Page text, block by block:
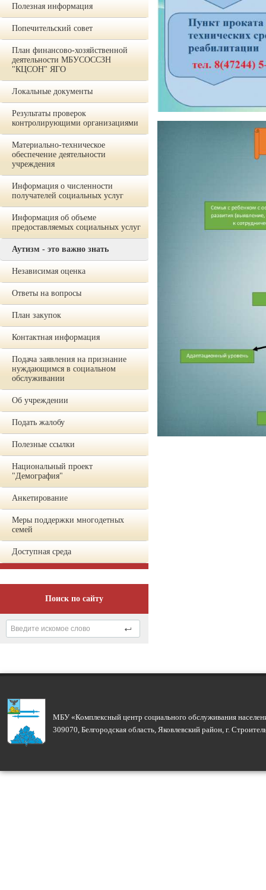
Полезная информация
Попечительский совет
План финансово-хозяйственной
деятельности МБУСОССЗН
"КЦСОН" ЯГО
Локальные документы
Результаты проверок
контролирующими организациями
Материально-техническое
обеспечение деятельности
учреждения
Информация о численности
получателей социальных услуг
Информация об объеме
предоставляемых социальных услуг
Аутизм - это важно знать
Независимая оценка
Ответы на вопросы
План закупок
Контактная информация
Подача заявления на признание
нуждающимся в социальном
обслуживании
Об учреждении
Подать жалобу
Полезные ссылки
Национальный проект
"Демография"
Анкетирование
Меры поддержки многодетных
семей
Доступная среда
Поиск по сайту
МБУ «Комплексный центр социального обслуживания
309070, Белгородская область, Яковлевский район, г.